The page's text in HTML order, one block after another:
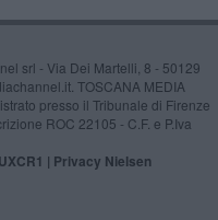
srl - Via Dei Martelli, 8 - 50129
TOSCANA MEDIA
presso il Tribunale di Firenze
ROC 22105 - C.F. e P.Iva
| Privacy Nielsen